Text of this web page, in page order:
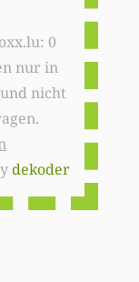
0
nur in
nicht
dekoder